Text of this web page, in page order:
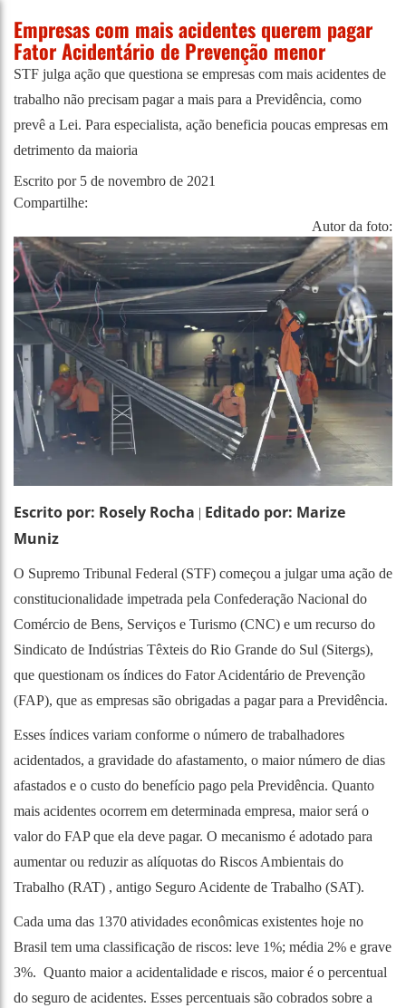
Empresas com mais acidentes querem pagar
Fator Acidentário de Prevenção menor
STF julga ação que questiona se empresas com mais acidentes de
trabalho não precisam pagar a mais para a Previdência, como
prevê a Lei. Para especialista, ação beneficia poucas empresas em
detrimento da maioria
Escrito por 5 de novembro de 2021
Compartilhe:
Autor da foto:
Escrito por: Rosely Rocha | Editado por: Marize
Muniz
O Supremo Tribunal Federal (STF) começou a julgar uma ação de
constitucionalidade impetrada pela Confederação Nacional do
Comércio de Bens, Serviços e Turismo (CNC) e um recurso do
Sindicato de Indústrias Têxteis do Rio Grande do Sul (Sitergs),
que questionam os índices do Fator Acidentário de Prevenção
(FAP), que as empresas são obrigadas a pagar para a Previdência.
Esses índices variam conforme o número de trabalhadores
acidentados, a gravidade do afastamento, o maior número de dias
afastados e o custo do benefício pago pela Previdência. Quanto
mais acidentes ocorrem em determinada empresa, maior será o
valor do FAP que ela deve pagar. O mecanismo é adotado para
aumentar ou reduzir as alíquotas do Riscos Ambientais do
Trabalho (RAT) , antigo Seguro Acidente de Trabalho (SAT).
Cada uma das 1370 atividades econômicas existentes hoje no
Brasil tem uma classificação de riscos: leve 1%; média 2% e grave
3%. Quanto maior a acidentalidade e riscos, maior é o percentual
do seguro de acidentes. Esses percentuais são cobrados sobre a